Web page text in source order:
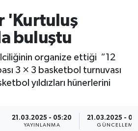
'Kurtuluş
buluştu
organize ettiği “12
3 × 3 basketbol turnuvası
yıldızları hünerlerini
21.03.2025 - 05:20
YAYINLANMA
21.03.2025 -
GÜNCELLEME